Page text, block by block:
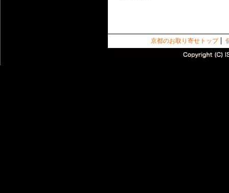
京都のお取り寄せトップ